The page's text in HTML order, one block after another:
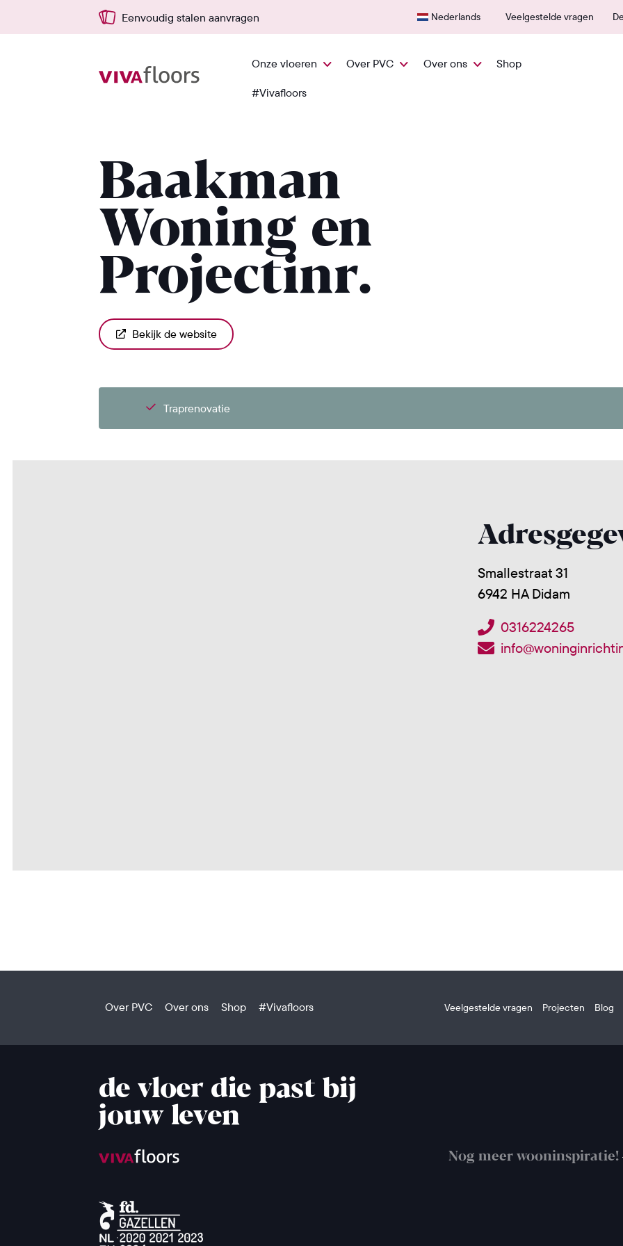
Eenvoudig stalen aanvragen Snel vanuit NL geleverd
Nederlands Veelgestelde vragen
Onze vloeren Over PVC Over ons Shop
#Vivafloors
Baakman
Woning en
Projectinr.
Bekijk de website
Traprenovatie
Smallestraat 31
6942 HA Didam
0316224265
Over PVC Over ons Shop #Vivafloors Veelgestelde vragen Projecten Blog
de vloer die past bij
jouw leven
Nog meer wooninspiratie!